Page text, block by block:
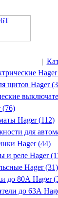
|
щитов Hager
(76)
Hager (112)
для
Hager (44)
и реле Hager
Hager (31)
до 80А Hager
до 63А